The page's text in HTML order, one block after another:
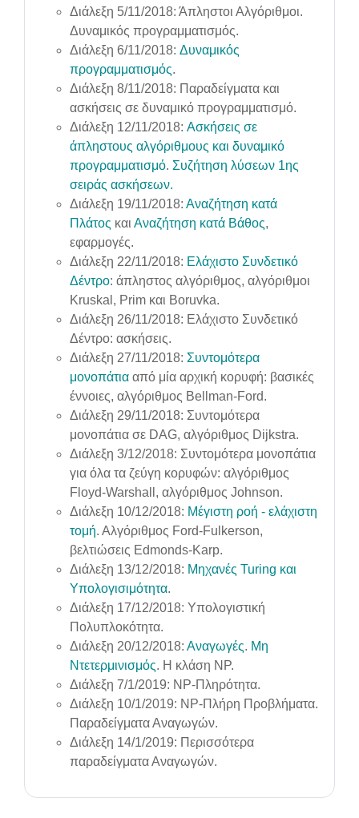
Διάλεξη 5/11/2018: Άπληστοι Αλγόριθμοι.
Δυναμικός προγραμματισμός.
Διάλεξη 6/11/2018: Δυναμικός
προγραμματισμός.
Διάλεξη 8/11/2018: Παραδείγματα και
ασκήσεις σε δυναμικό προγραμματισμό.
Διάλεξη 12/11/2018: Ασκήσεις σε
άπληστους αλγόριθμους και δυναμικό
προγραμματισμό. Συζήτηση λύσεων 1ης
σειράς ασκήσεων.
Διάλεξη 19/11/2018: Αναζήτηση κατά
Πλάτος και Αναζήτηση κατά Βάθος,
εφαρμογές.
Διάλεξη 22/11/2018: Ελάχιστο Συνδετικό
Δέντρο: άπληστος αλγόριθμος, αλγόριθμοι
Kruskal, Prim και Boruvka.
Διάλεξη 26/11/2018: Ελάχιστο Συνδετικό
Δέντρο: ασκήσεις.
Διάλεξη 27/11/2018: Συντομότερα
μονοπάτια από μία αρχική κορυφή: βασικές
έννοιες, αλγόριθμος Bellman-Ford.
Διάλεξη 29/11/2018: Συντομότερα
μονοπάτια σε DAG, αλγόριθμος Dijkstra.
Διάλεξη 3/12/2018: Συντομότερα μονοπάτια
για όλα τα ζεύγη κορυφών: αλγόριθμος
Floyd-Warshall, αλγόριθμος Johnson.
Διάλεξη 10/12/2018: Μέγιστη ροή - ελάχιστη
τομή. Αλγόριθμος Ford-Fulkerson,
βελτιώσεις Edmonds-Karp.
Διάλεξη 13/12/2018: Μηχανές Turing και
Υπολογισιμότητα.
Διάλεξη 17/12/2018: Υπολογιστική
Πολυπλοκότητα.
Διάλεξη 20/12/2018: Αναγωγές. Μη
Ντετερμινισμός. Η κλάση NP.
Διάλεξη 7/1/2019: NP-Πληρότητα.
Διάλεξη 10/1/2019: NP-Πλήρη Προβλήματα.
Παραδείγματα Αναγωγών.
Διάλεξη 14/1/2019: Περισσότερα
παραδείγματα Αναγωγών.